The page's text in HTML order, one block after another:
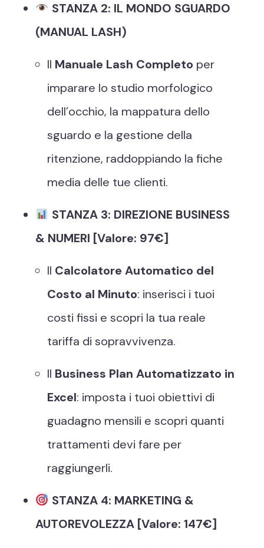
STANZA 2: IL MONDO SGUARDO
(MANUAL LASH)
Il Manuale Lash Completo per
imparare lo studio morfologico
dell’occhio, la mappatura dello
sguardo e la gestione della
ritenzione, raddoppiando la fiche
media delle tue clienti.
STANZA 3: DIREZIONE BUSINESS
& NUMERI [Valore: 97€]
Il Calcolatore Automatico del
Costo al Minuto: inserisci i tuoi
costi fissi e scopri la tua reale
tariffa di sopravvivenza.
Il Business Plan Automatizzato in
Excel: imposta i tuoi obiettivi di
guadagno mensili e scopri quanti
trattamenti devi fare per
raggiungerli.
STANZA 4: MARKETING &
AUTOREVOLEZZA [Valore: 147€]